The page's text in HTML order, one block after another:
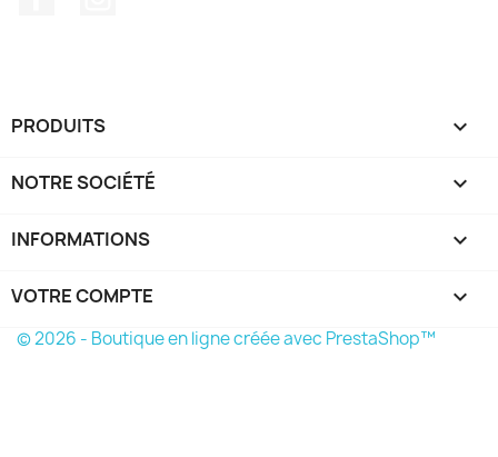
PRODUITS 
NOTRE SOCIÉTÉ 
INFORMATIONS keyboard_arrow_down
VOTRE COMPTE 
© 2026 - Boutique en ligne créée avec PrestaShop™